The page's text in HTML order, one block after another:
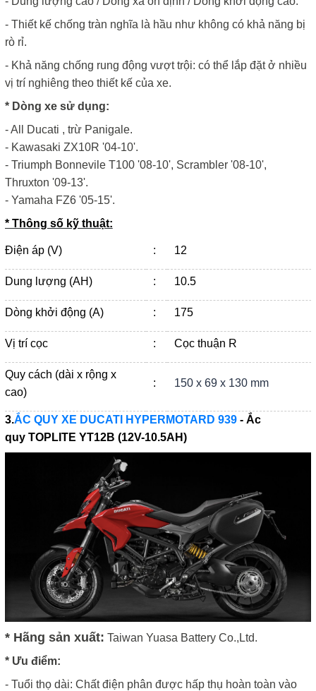
- Thiết kế chống tràn nghĩa là hầu như không có khả năng bị
rò rỉ.
- Khả năng chống rung động vượt trội: có thể lắp đặt ở nhiều
vị trí nghiêng theo thiết kế của xe.
* Dòng xe sử dụng:
- All Ducati , trừ Panigale.
- Kawasaki ZX10R '04-10'.
- Triumph Bonnevile T100 '08-10', Scrambler '08-10',
Thruxton '09-13'.
- Yamaha FZ6 '05-15'.
* Thông số kỹ thuật:
Điện áp (V) : 12
Dung lượng (AH) : 10.5
Dòng khởi động (A) : 175
Vị trí cọc : Cọc thuận R
Quy cách (dài x rộng x
cao)
: 150 x 69 x 130 mm
3.ẮC QUY XE DUCATI HYPERMOTARD 939- Ắc
quy TOPLITE YT12B (12V-10.5AH)
* Hãng sản xuất: Taiwan Yuasa Battery Co.,Ltd.
* Ưu điểm:
- Tuổi thọ dài: Chất điện phân được hấp thụ hoàn toàn vào